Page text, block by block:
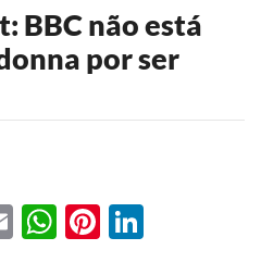
BBC não está
por ser
EmailWhatsApp
Pinterest